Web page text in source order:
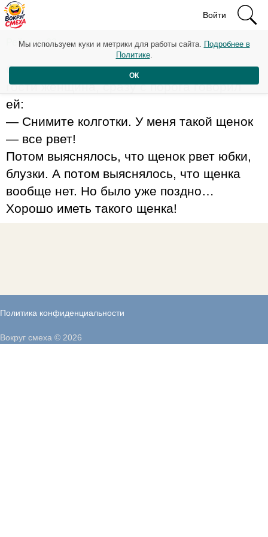
Войти
Рейтинг: 22
Один мужик, когда к нему приходила в
гости женщина, сразу с порога говорил
ей:
— Снимите колготки. У меня такой щенок
— все рвет!
Потом выяснялось, что щенок рвет юбки,
блузки. А потом выяснялось, что щенка
вообще нет. Но было уже поздно…
Хорошо иметь такого щенка!
Политика конфиденциальности
Мы используем куки и метрики для работы сайта. Подробнее в
Политике.
ОК
Вокруг смеха © 2026